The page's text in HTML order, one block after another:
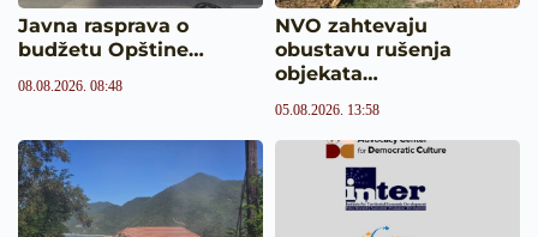
Javna rasprava o
budžetu Opštine…
08.08.2026. 08:48
NVO zahtevaju
obustavu rušenja
objekata…
05.08.2026. 13:58